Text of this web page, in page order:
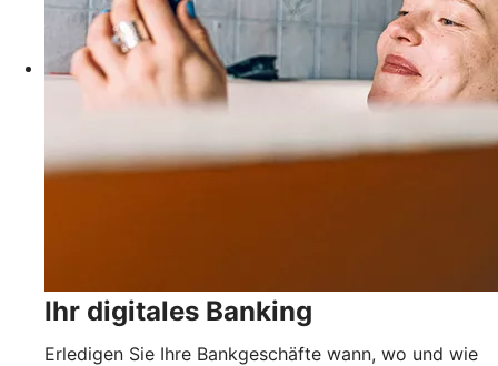
Ihr digitales Banking
Erledigen Sie Ihre Bankgeschäfte wann, wo und wie